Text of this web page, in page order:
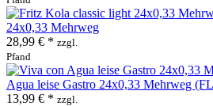
24x0,33 Mehrweg
28,99 € * zzgl.
Pfand
Agua leise Gastro 24x0,33 Mehrweg
13,99 € * zzgl.